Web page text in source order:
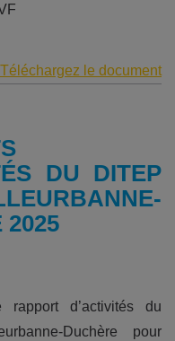
Téléchargez le document
DU DITEP
2025
rapport d’activités du
Duchère pour